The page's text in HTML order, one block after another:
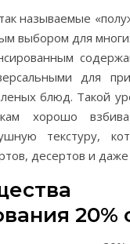
называемые
выбором для
для
блюд. Такой
хорошо
текстуру,
десертов и
20%